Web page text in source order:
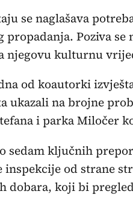
se naglašava
propadanja. Poziva
njegovu kulturnu
od koautorki
ukazali na brojne
i parka Miločer
sedam ključnih
inspekcije od strane
dobara, koji bi